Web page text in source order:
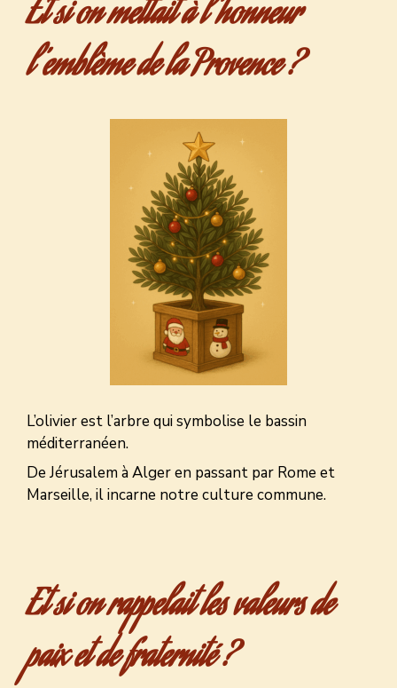
Et si on mettait à l’honneur
l’emblème de la Provence ?
L’olivier est l’arbre qui symbolise le bassin
méditerranéen.
De Jérusalem à Alger en passant par Rome et
Marseille, il incarne notre culture commune.
Et si on rappelait les valeurs de
paix et de fraternité ?